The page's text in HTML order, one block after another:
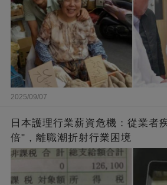
2025/09/07
日本護理行業薪資危機：從業者
倍"，離職潮折射行業困境